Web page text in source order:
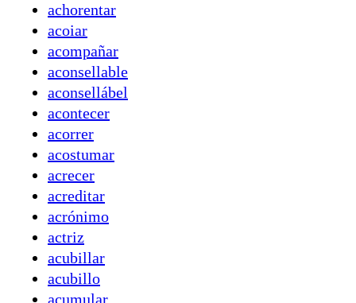
achorentar
acoiar
acompañar
aconsellable
aconsellábel
acontecer
acorrer
acostumar
acrecer
acreditar
acrónimo
actriz
acubillar
acubillo
acumular